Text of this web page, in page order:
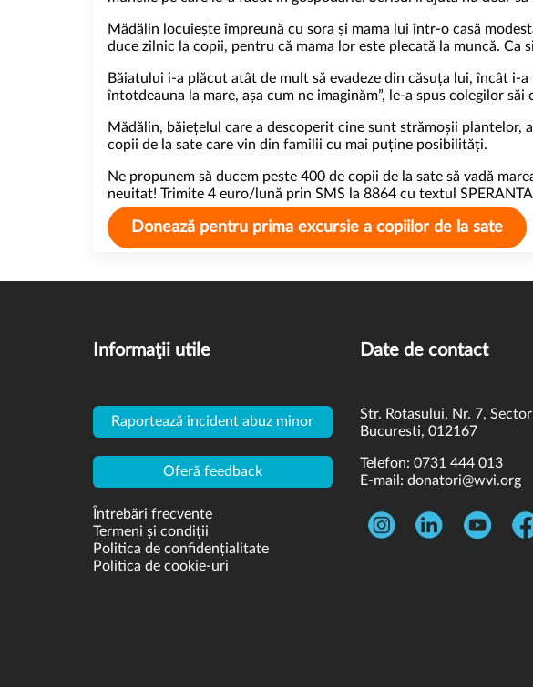
Mădălin locuiește împreună cu sora și mama lui într-o casă
duce zilnic la copii, pentru că mama lor este plecată la muncă.
Băiatului i-a plăcut atât de mult să evadeze din căsuța lui, încât i-
întotdeauna la mare, așa cum ne imaginăm”, le-a spus colegilor
Mădălin, băiețelul care a descoperit cine sunt strămoșii plantelor,
copii de la sate care vin din familii cu mai puține posibilități.
Ne propunem să ducem peste 400 de copii de la sate să vadă
neuitat! Trimite 4 euro/lună prin SMS la 8864 cu textul
Donează pentru prima excursie a copiilor de la sate
Informaţii utile
Raportează incident abuz minor
Oferă feedback
Întrebări frecvente
Termeni și condiții
Politica de confidențialitate
Politica de cookie-uri
Date de contact
Str. Rotasului, Nr. 7,
Bucuresti, 012167
Telefon: 0731 444 013
E-mail: donatori@wvi.org